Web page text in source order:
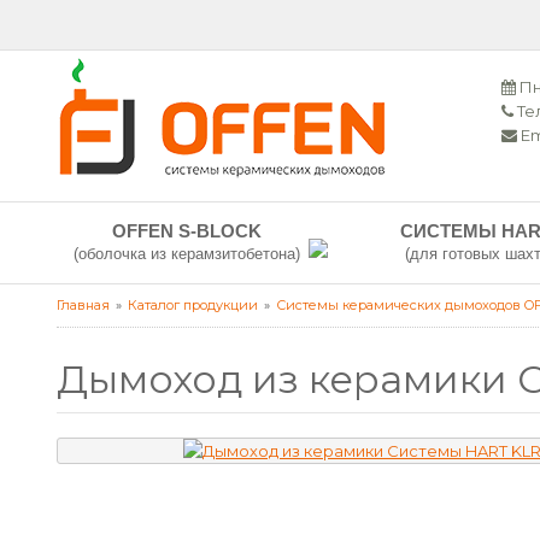
OFFEN S-BLOCK
(оболочка из керамзитобетона)
СИСТЕМЫ
(для готовых
Главная Каталог продукции Системы керамических дымоходов
Дымоход из керамики